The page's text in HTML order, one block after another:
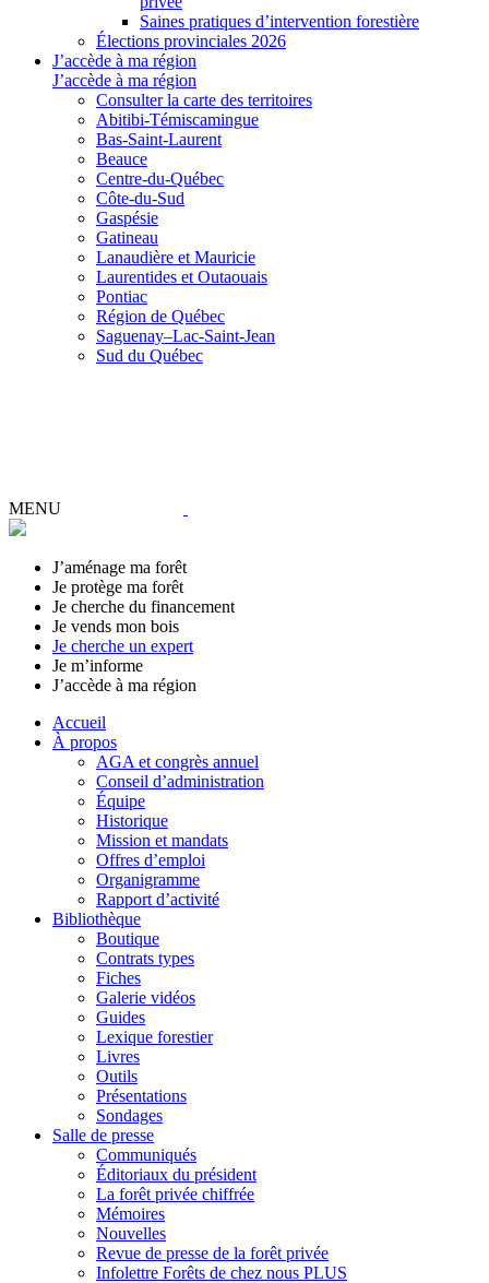
Saines pratiques d’intervention forestière
Élections provinciales 2026
J’accède à ma région
J’accède à ma région
Consulter la carte des territoires
Abitibi-Témiscamingue
Bas-Saint-Laurent
Beauce
Centre-du-Québec
Côte-du-Sud
Gaspésie
Gatineau
Lanaudière et Mauricie
Laurentides et Outaouais
Pontiac
Région de Québec
Saguenay–Lac-Saint-Jean
Sud du Québec
MENU
J’aménage ma forêt
Je protège ma forêt
Je cherche du financement
Je vends mon bois
Je cherche un expert
Je m’informe
J’accède à ma région
Accueil
À propos
AGA et congrès annuel
Conseil d’administration
Équipe
Historique
Mission et mandats
Offres d’emploi
Organigramme
Rapport d’activité
Bibliothèque
Boutique
Contrats types
Fiches
Galerie vidéos
Guides
Lexique forestier
Livres
Outils
Présentations
Sondages
Salle de presse
Communiqués
Éditoriaux du président
La forêt privée chiffrée
Mémoires
Nouvelles
Revue de presse de la forêt privée
Infolettre Forêts de chez nous PLUS